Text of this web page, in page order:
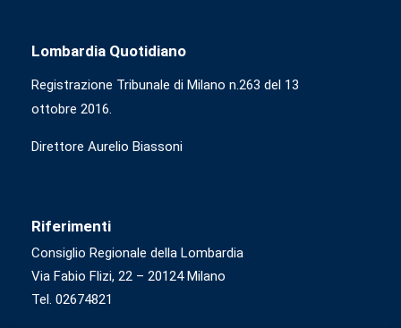
Lombardia Quotidiano
Registrazione Tribunale di Milano n.263 del 13
ottobre 2016.
Direttore Aurelio Biassoni
Riferimenti
Consiglio Regionale della Lombardia
Via Fabio Flizi, 22 – 20124 Milano
Tel. 02674821